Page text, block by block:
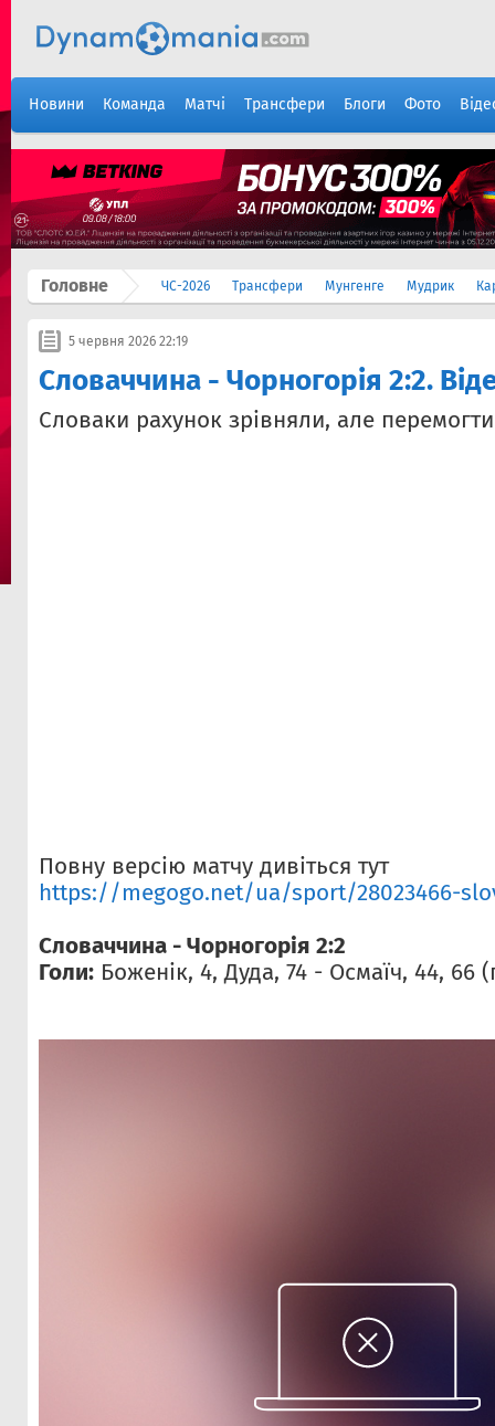
Новини Команда Матчі Трансфери Блоги Фото
Головне ЧС-2026 Трансфери Мунгенге Мудрик
5 червня 2026 22:19
Словаччина - Чорногорія 2:2.
Словаки рахунок зрівняли, але
Повну версію матчу дивіться тут
https://megogo.net/ua/sport/28023466-
Словаччина - Чорногорія 2:2
Голи: Боженік, 4, Дуда, 74 - Осмаїч, 44, 66